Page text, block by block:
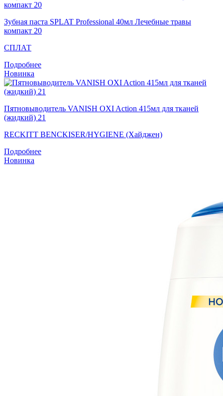
Зубная паста SPLAT Professional 40мл Лечебные травы
компакт 20
СПЛАТ
Подробнее
Новинка
Пятновыводитель VANISH OXI Action 415мл для тканей
(жидкий) 21
RECKITT BENCKISER/HYGIENE (Хайджен)
Подробнее
Новинка